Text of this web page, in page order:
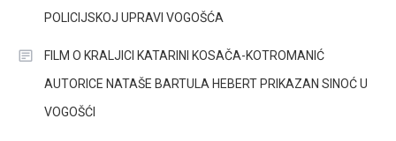
POLICIJSKOJ UPRAVI VOGOŠĆA
FILM O KRALJICI KATARINI KOSAČA-KOTROMANIĆ
AUTORICE NATAŠE BARTULA HEBERT PRIKAZAN SINOĆ U
VOGOŠĆI